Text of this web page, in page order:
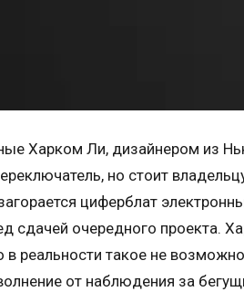
Харком Ли, дизайнером из
но стоит
циферблат
сдачей очередного проекта.
в реальности такое не
от наблюдения за